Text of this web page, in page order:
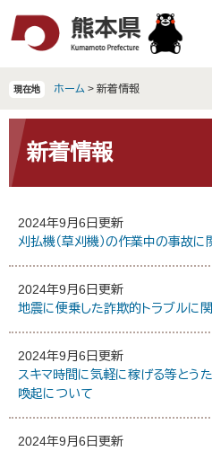
で
ば
現在地 ホーム > 新着情報
文 新着情報
2024年9月6日更新
刈払機（草刈機）の作業中の事故
2024年9月6日更新
地震に便乗した詐欺的トラブルに
2024年9月6日更新
スキマ時間に気軽に稼げる等とう
喚起について
2024年9月6日更新